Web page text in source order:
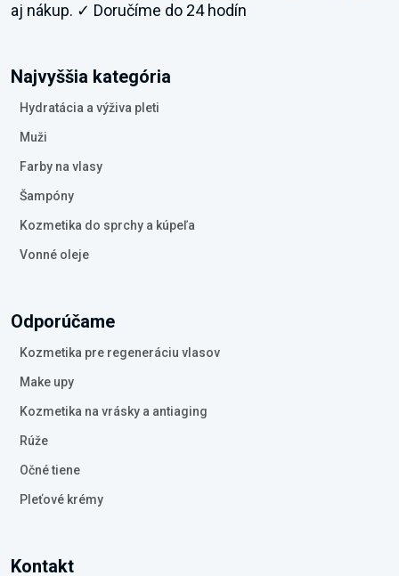
aj nákup. ✓ Doručíme do 24 hodín
Najvyššia kategória
Hydratácia a výživa pleti
Muži
Farby na vlasy
Šampóny
Kozmetika do sprchy a kúpeľa
Vonné oleje
Odporúčame
Kozmetika pre regeneráciu vlasov
Make upy
Kozmetika na vrásky a antiaging
Rúže
Očné tiene
Pleťové krémy
Kontakt